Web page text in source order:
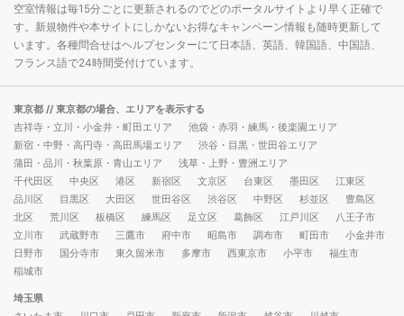
空室情報は毎15分ごとに更新されるのでどのポータルサイトより早く正確で
す。新規物件や本サイトにしかないお得なキャンペーン情報も随時更新して
います。各種問合せはヘルプセンターにて日本語、英語、韓国語、中国語、
フランス語で24時間受付けています。
東京都 // 東京都の場合、エリアを表示する
吉祥寺・立川・小金井・町田エリア
池袋・赤羽・練馬・後楽園エリア
新宿・中野・高円寺・高田馬場エリア
渋谷・目黒・世田谷エリア
蒲田・品川・秋葉原・青山エリア
浅草・上野・豊洲エリア
千代田区
中央区 港区 新宿区 文京区 台東区 墨田区
江東区
品川区
目黒区 大田区 世田谷区 渋谷区 中野区 杉並区
豊島区
北区
荒川区 板橋区 練馬区 足立区 葛飾区 江戸川区
八王子市
立川市
武蔵野市 三鷹市 府中市 昭島市 調布市 町田市
小金井市
日野市
国分寺市 東久留米市 多摩市 西東京市 小平市
福生市
稲城市
埼玉県